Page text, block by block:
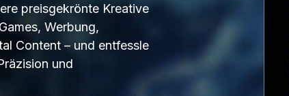
preisgekrönte Kreative
Werbung,
Content – und entfessle
und